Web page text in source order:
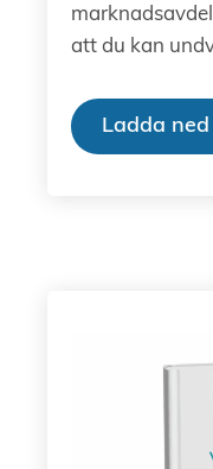
att du kan
Ladda ned